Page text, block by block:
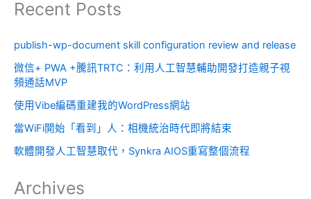
Recent Posts
publish-wp-document skill configuration review and release
微信+ PWA +騰訊TRTC：利用人工智慧輔助開發打造親子視
頻通話MVP
使用Vibe編碼重建我的WordPress網站
當WiFi開始「看到」人：相機統治時代即將結束
軟體開發人工智慧取代，Synkra AIOS重寫整個流程
Archives